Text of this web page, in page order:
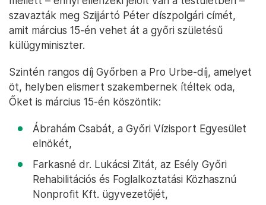
szavazták meg Szijjártó Péter díszpolgári címét,
amit március 15-én vehet át a győri születésű
külügyminiszter.
Szintén rangos díj Győrben a Pro Urbe-díj, amelyet
öt, helyben elismert szakembernek ítéltek oda,
Őket is március 15-én köszöntik:
Ábrahám Csabát, a Győri Vízisport Egyesület
elnökét,
Farkasné dr. Lukácsi Zitát, az Esély Győri
Rehabilitációs és Foglalkoztatási Közhasznú
Nonprofit Kft. ügyvezetőjét,